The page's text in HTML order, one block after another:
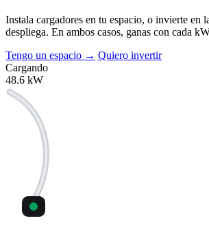
Instala cargadores en tu espacio, o invierte en
despliega. En ambos casos, ganas con cada
Tengo un espacio → Quiero invertir
Cargando
48.6 kW